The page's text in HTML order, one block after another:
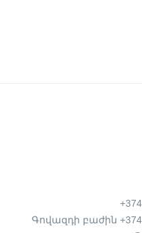
Գովազդի բաժին +374